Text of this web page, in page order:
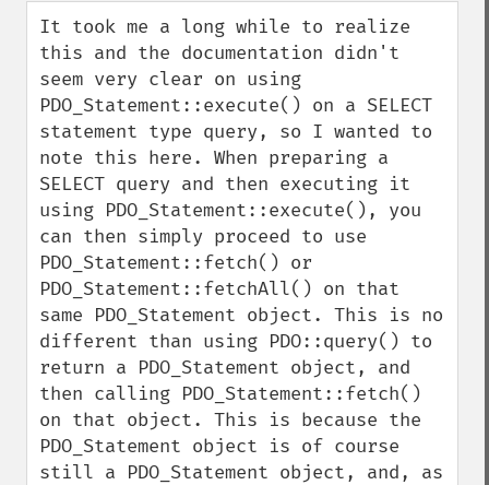
It took me a long while to realize
this and the documentation didn't
seem very clear on using
PDO_Statement::execute() on a SELECT
statement type query, so I wanted to
note this here. When preparing a
SELECT query and then executing it
using PDO_Statement::execute(), you
can then simply proceed to use
PDO_Statement::fetch() or
PDO_Statement::fetchAll() on that
same PDO_Statement object. This is no
different than using PDO::query() to
return a PDO_Statement object, and
then calling PDO_Statement::fetch()
on that object. This is because the
PDO_Statement object is of course
still a PDO_Statement object, and, as